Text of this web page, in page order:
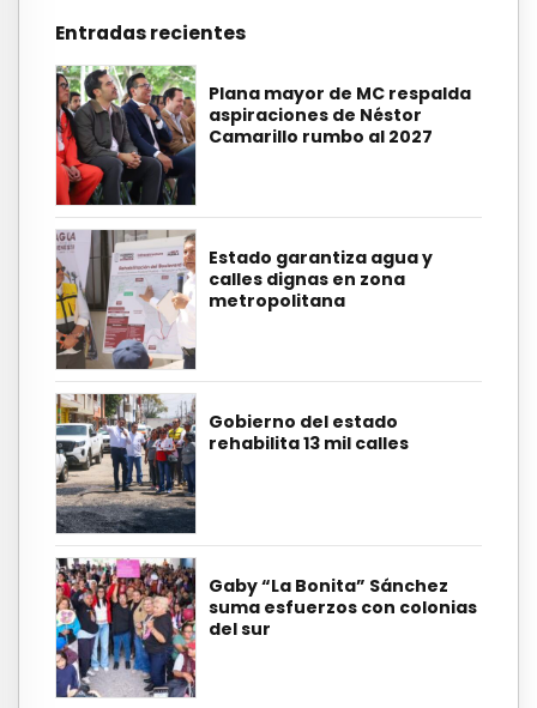
Entradas recientes
Plana mayor de MC respalda
aspiraciones de Néstor
Camarillo rumbo al 2027
Estado garantiza agua y
calles dignas en zona
metropolitana
Gobierno del estado
rehabilita 13 mil calles
Gaby “La Bonita” Sánchez
suma esfuerzos con colonias
del sur